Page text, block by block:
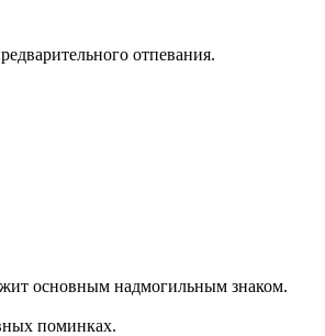
отпевания.
основным надмогильным знаком.
поминках.